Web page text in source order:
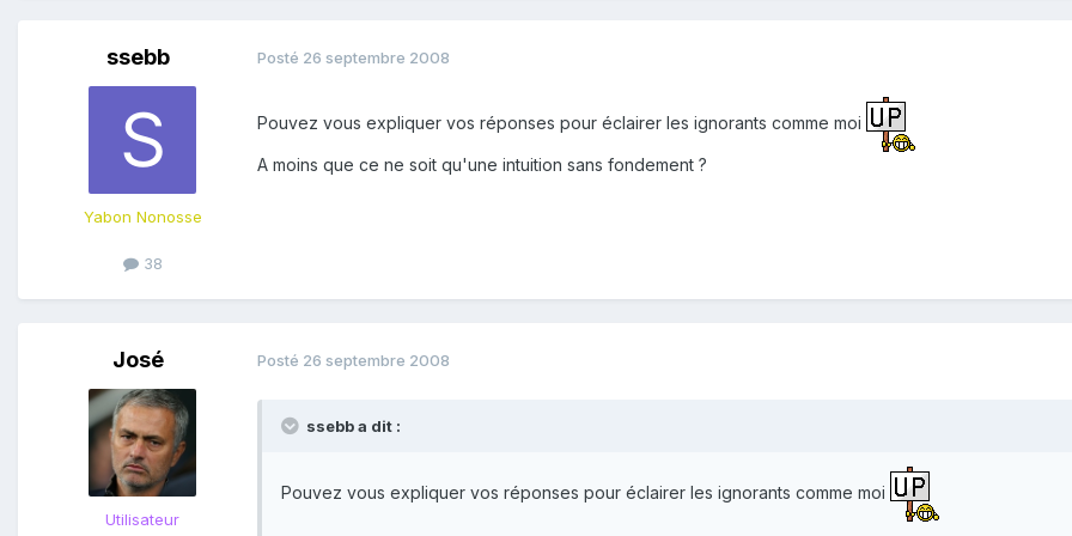
ssebb
Yabon Nonosse
38
Posté 26 septembre 2008
Pouvez vous expliquer vos réponses pour éclairer les ignorants comme moi
A moins que ce ne soit qu'une intuition sans fondement ?
José
Utilisateur
Posté 26 septembre 2008
ssebb a dit :
Pouvez vous expliquer vos réponses pour éclairer les ignorants comme moi